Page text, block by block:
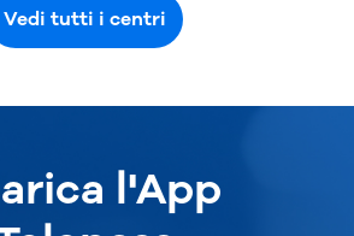
Vedi tutti i centri
l'App